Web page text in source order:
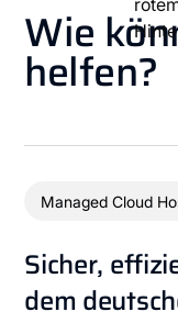
Wie
helfen?
Managed Cloud
Sicher,
dem